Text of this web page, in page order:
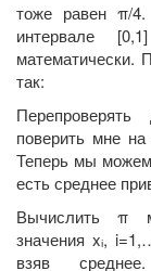
тоже равен π/
интервале
математически.
так:
поверить мне
Теперь мы
есть среднее
Вычислить π
значения xᵢ,
взяв